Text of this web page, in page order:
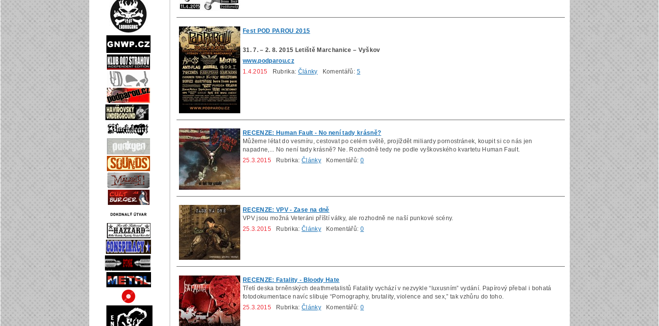
Fest POD PAROU 2015
31. 7. – 2. 8. 2015 Letiště Marchanice – Vyškov
www.podparou.cz
1.4.2015 Rubrika: Články Komentářů: 5
RECENZE: Human Fault - No není tady krásně?
Můžeme létat do vesmíru, cestovat po celém světě, projíždět miliardy pornostránek, koupit si co nás jen
napadne,... No není tady krásně? Ne. Rozhodně tedy ne podle vyškovského kvartetu Human Fault.
25.3.2015 Rubrika:Články Komentářů: 0
RECENZE: VPV - Zase na dně
VPV jsou možná Veteráni příští války, ale rozhodně ne naší punkové scény.
25.3.2015 Rubrika:Články Komentářů: 0
RECENZE: Fatality - Bloody Hate
Třetí deska brněnských deathmetalistů Fatality vychází v nezvykle “luxusním” vydání. Papírový přebal i bohatá
fotodokumentace navíc slibuje “Pornography, brutality, violence and sex,” tak vzhůru do toho.
25.3.2015 Rubrika:Články Komentářů: 0